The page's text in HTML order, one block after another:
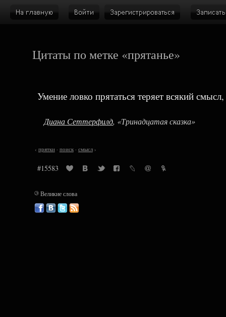
Цитаты по метке «прятанье»
Умение ловко прятаться теряет всякий
Диана Сеттерфилд, «Тринадцатая сказка»
‹ прятки· поиск· смысл›
#15583
©Великие слова